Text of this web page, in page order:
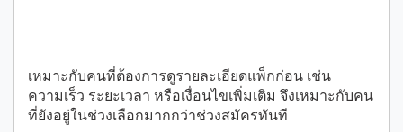
เหมาะกับคนที่ต้องการดูรายละเอียดแพ็กก่อน เช่น
ความเร็ว ระยะเวลา หรือเงื่อนไขเพิ่มเติม จึงเหมาะกับคน
ที่ยังอยู่ในช่วงเลือกมากกว่าช่วงสมัครทันที